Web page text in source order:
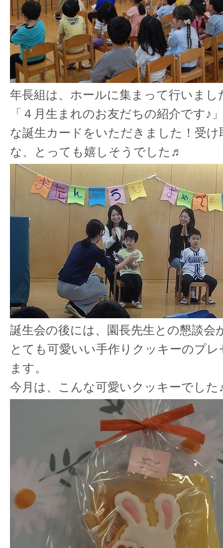
年長組は、ホールに集まって行いまし
「４月生まれのお友だちの紹介です♪
な誕生カードをいただきました！受
な、とっても嬉しそうでした♬
誕生会の後には、園長先生との懇談会
とても可愛いい手作りクッキーのプ
ます。
今月は、こんな可愛いクッキーでし